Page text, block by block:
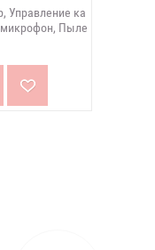
Управление ка
Пыле